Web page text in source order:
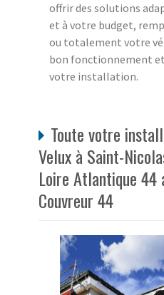
offrir des solutions
et à votre budget,
ou totalement votre
bon fonctionnement
votre installation.
Toute votre
Velux à Saint-
Loire Atlantique 44
Couvreur 44